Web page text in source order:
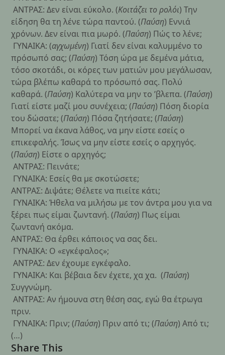
ΑΝΤΡΑΣ: Δεν είναι εύκολο. (Κοιτάζει το ρολόι) Την
είδηση θα τη λένε τώρα παντού. (Παύση) Εννιά
χρόνων. Δεν είναι πια μωρό. (Παύση) Πώς το λένε;
ΓΥΝΑΙΚΑ: (αγχωμένη) Γιατί δεν είναι καλυμμένο το
πρόσωπό σας; (Παύση) Τόση ώρα με δεμένα μάτια,
τόσο σκοτάδι, οι κόρες των ματιών μου μεγάλωσαν,
τώρα βλέπω καθαρά το πρόσωπό σας. Πολύ
καθαρά. (Παύση) Καλύτερα να μην το ’βλεπα. (Παύση)
Γιατί είστε μαζί μου συνέχεια; (Παύση) Πόση διορία
του δώσατε; (Παύση) Πόσα ζητήσατε; (Παύση)
Μπορεί να έκανα λάθος, να μην είστε εσείς ο
επικεφαλής. Ίσως να μην είστε εσείς ο αρχηγός.
(Παύση) Είστε ο αρχηγός;
ΑΝΤΡΑΣ: Πεινάτε;
ΓΥΝΑΙΚΑ: Εσείς θα με σκοτώσετε;
ΑΝΤΡΑΣ: Διψάτε; Θέλετε να πιείτε κάτι;
ΓΥΝΑΙΚΑ: Ήθελα να μιλήσω με τον άντρα μου για να
ξέρει πως είμαι ζωντανή. (Παύση) Πως είμαι
ζωντανή ακόμα.
ΑΝΤΡΑΣ: Θα έρθει κάποιος να σας δει.
ΓΥΝΑΙΚΑ: Ο «εγκέφαλος»;
ΑΝΤΡΑΣ: Δεν έχουμε εγκέφαλο.
ΓΥΝΑΙΚΑ: Και βέβαια δεν έχετε, χα χα. (Παύση)
Συγγνώμη.
ΑΝΤΡΑΣ: Αν ήμουνα στη θέση σας, εγώ θα έτρωγα
πριν.
ΓΥΝΑΙΚΑ: Πριν; (Παύση) Πριν από τι; (Παύση) Από τι;
(…)
Share This